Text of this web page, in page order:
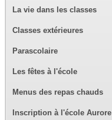
La vie dans les classes
Classes extérieures
Parascolaire
Les fêtes à l'école
Menus des repas chauds
Inscription à l'école Aurore